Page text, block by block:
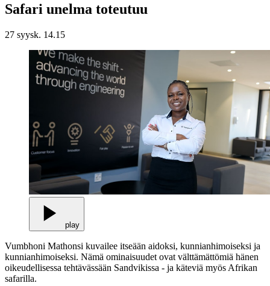
Safari unelma toteutuu
27 syysk. 14.15
play
Vumbhoni Mathonsi kuvailee itseään aidoksi, kunnianhimoiseksi ja
kunnianhimoiseksi. Nämä ominaisuudet ovat välttämättömiä hänen
oikeudellisessa tehtävässään Sandvikissa - ja käteviä myös Afrikan
safarilla.